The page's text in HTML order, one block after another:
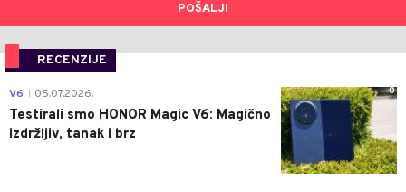
POŠALJI
RECENZIJE
0
V6 05.07.2026.
Testirali smo HONOR Magic V6: Magično
izdržljiv, tanak i brz